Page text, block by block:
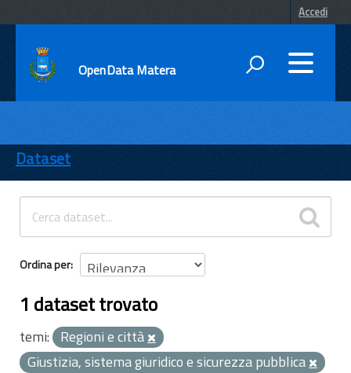
Accedi
OpenData Matera
ENTI
TEMI
INFORMAZIONI
Dataset
Ordina per
1 dataset trovato
temi: Regioni e città
Giustizia, sistema giuridico e sicurezza pubblica